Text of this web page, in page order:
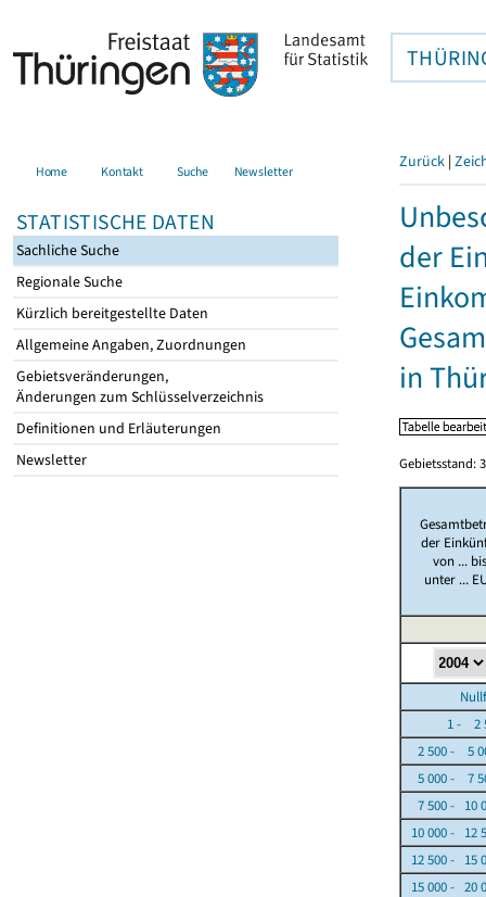
Home Kontakt Suche Newsletter
STATISTISCHE DATEN
Sachliche Suche
Regionale Suche
Kürzlich bereitgestellte Daten
Allgemeine Angaben, Zuordnungen
Gebietsveränderungen,
Änderungen zum Schlüsselverzeichnis
Definitionen und Erläuterungen
Newsletter
Zurück |
der
in
Gebietsstand:
der
von ...
unter ...
1 - 2
2 500 - 5
5 000 - 7
7 500 - 10
10 000 - 12
12 500 - 15
15 000 - 20